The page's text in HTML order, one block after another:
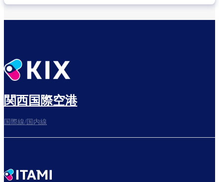
関西国際空港
国際線/国内線